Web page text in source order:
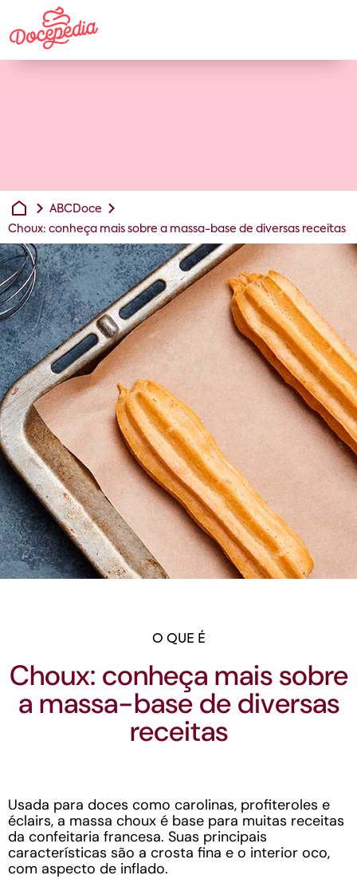
ABCDoce
Choux: conheça mais sobre a massa-base de diversas receitas
O QUE É
Choux: conheça mais sobre
a massa-base de diversas
receitas
Usada para doces como carolinas, profiteroles e
éclairs, a massa choux é base para muitas receitas
da confeitaria francesa. Suas principais
características são a crosta fina e o interior oco,
com aspecto de inflado.